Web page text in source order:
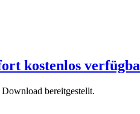
kostenlos
bereitgestellt.